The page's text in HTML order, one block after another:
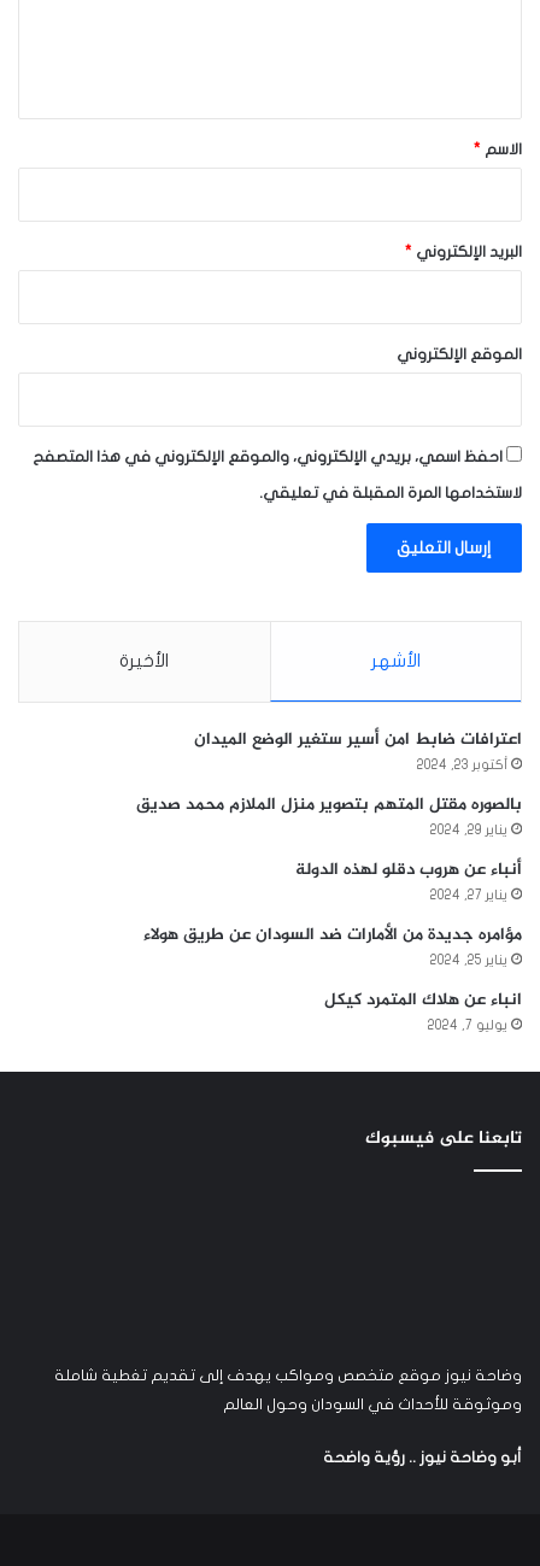
*الاسم *
البريد الإلكتروني *
الموقع الإلكتروني
احفظ اسمي، بريدي الإلكتروني، والموقع الإلكتروني في هذا المتصفح
لاستخدامها المرة المقبلة في تعليقي.
الأشهر الأخيرة
اعترافات ضابط امن أسير ستغير الوضع الميدان
أكتوبر 23, 2024
بالصوره مقتل المتهم بتصوير منزل الملازم محمد صديق
يناير 29, 2024
أنباء عن هروب دقلو لهذه الدولة
يناير 27, 2024
مؤامره جديدة من الأمارات ضد السودان عن طريق هولاء
يناير 25, 2024
انباء عن هلاك المتمرد كيكل
يوليو 7, 2024
تابعنا على فيسبوك
وضاحة نيوز موقع متخصص ومواكب يهدف إلى تقديم تغطية شاملة
وموثوقة للأحداث في السودان وحول العالم
أبو وضاحة نيوز .. رؤية واضحة